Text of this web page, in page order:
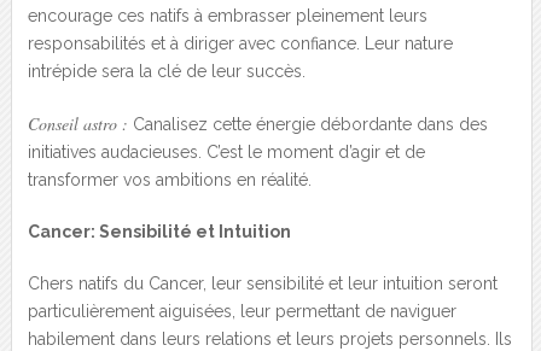
encourage ces natifs à embrasser pleinement leurs
responsabilités et à diriger avec confiance. Leur nature
intrépide sera la clé de leur succès.
Conseil astro : Canalisez cette énergie débordante dans des
initiatives audacieuses. C’est le moment d’agir et de
transformer vos ambitions en réalité.
Cancer: Sensibilité et Intuition
Chers natifs du Cancer, leur sensibilité et leur intuition seront
particulièrement aiguisées, leur permettant de naviguer
habilement dans leurs relations et leurs projets personnels. Ils